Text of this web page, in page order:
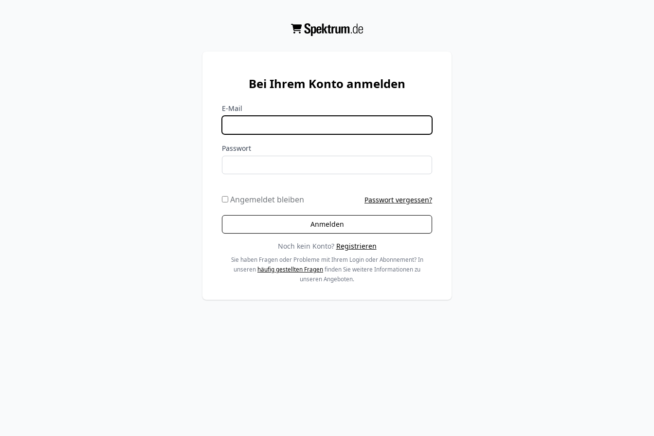
Bei Ihrem Konto anmelden
E-Mail
Passwort
Angemeldet bleiben Passwort vergessen?
Noch kein Konto? Registrieren
Sie haben Fragen oder Probleme mit Ihrem Login oder Abonnement? In
unseren häufig gestellten Fragen finden Sie weitere Informationen zu
unseren Angeboten.